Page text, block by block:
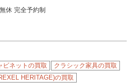
休 完全予約制
ビネットの買取
クラシック家具の買取
HERITAGE)の買取